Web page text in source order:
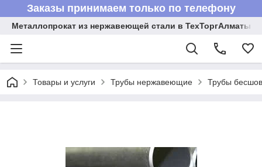
Заказы принимаем только по телефону
Металлопрокат из нержавеющей стали в ТехТоргАлматы
Товары и услуги Трубы нержавеющие Трубы